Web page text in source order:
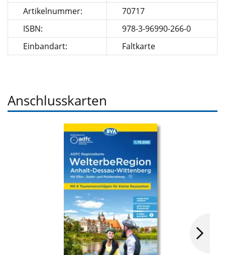
Artikelnummer:
70717
ISBN:
978-3-96990-266-0
Einbandart:
Faltkarte
Anschlusskarten